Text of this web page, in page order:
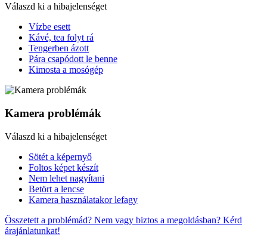
Válaszd ki a hibajelenséget
Vízbe esett
Kávé, tea folyt rá
Tengerben ázott
Pára csapódott le benne
Kimosta a mosógép
Kamera problémák
Válaszd ki a hibajelenséget
Sötét a képernyő
Foltos képet készít
Nem lehet nagyítani
Betört a lencse
Kamera használatakor lefagy
Összetett a problémád? Nem vagy biztos a megoldásban? Kérd
árajánlatunkat!